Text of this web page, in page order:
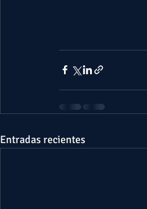
Entradas recientes